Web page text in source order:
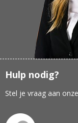
Hulp nodig?
Stel je vraag aan